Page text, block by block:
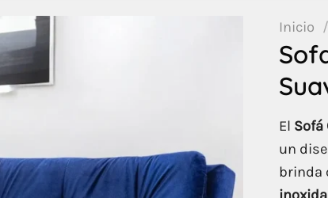
Inicio /
El Sofá
un
brinda